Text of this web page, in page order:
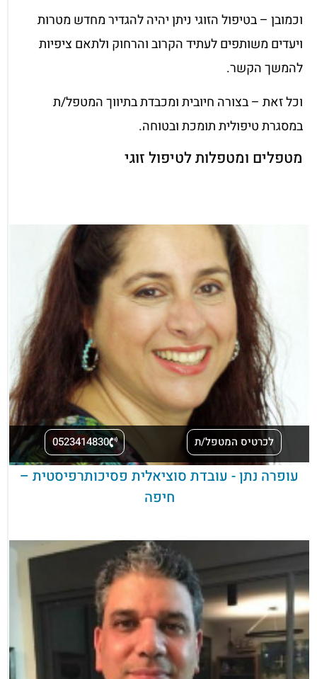
וכמובן – בטיפול הזוגי ניתן יהיה להגדיר מחדש מטרות
ויעדים משותפים לעתיד הקרוב והרחוק ולתאם ציפיות
להמשך הקשר.
וכל זאת – בצורה חיובית ומכבדת בתיווך המטפל/ת
במסגרת טיפולית תומכת ובטוחה.
מטפלים ומטפלות לטיפול זוגי
לכרטיס המטפל/ת 0523414830
עופרה נתן - עובדת סוציאלית פסיכותרפיסטית –
חיפה